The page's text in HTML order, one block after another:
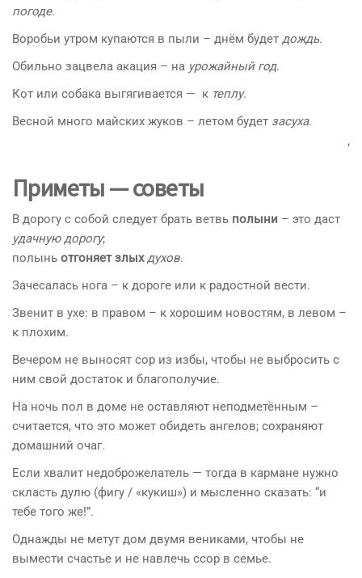
погоде.
Воробьи утром купаются в пыли – днём будет дождь.
Обильно зацвела акация – на урожайный год.
Кот или собака выгягивается — к теплу.
Весной много майских жуков – летом будет засуха.
‘
Приметы — советы
В дорогу с собой следует брать ветвь полыни – это даст
удачную дорогу;
полынь отгоняет злых духов.
Зачесалась нога – к дороге или к радостной вести.
Звенит в ухе: в правом – к хорошим новостям, в левом –
к плохим.
Вечером не выносят сор из избы, чтобы не выбросить с
ним свой достаток и благополучие.
На ночь пол в доме не оставляют неподметённым –
считается, что это может обидеть ангелов; сохраняют
домашний очаг.
Если хвалит недоброжелатель — тогда в кармане нужно
скласть дулю (фигу / «кукиш») и мысленно сказать: “и
тебе того же!”.
Однажды не метут дом двумя вениками, чтобы не
вымести счастье и не навлечь ссор в семье.